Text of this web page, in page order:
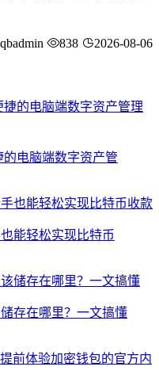
qbadmin 838 2026-08-06
的电脑端数字资产管
能轻松实现比特币
存在哪里？一文搞懂